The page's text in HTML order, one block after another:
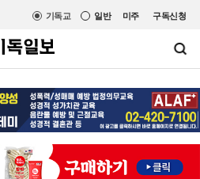
미주 구독신청
일반
기독교